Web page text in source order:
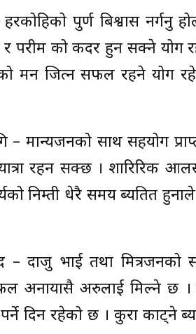
पुर्ण बिश्वास नर्गनु
को कदर हुन सक्ने योग
मन जित्न सफल रहने योग
साथ सहयोग
रहन सक्छ । शारिरिक
निम्ती धेरै समय ब्यतित
भाई तथा मित्रजनको
अनायासै अरुलाई मिल्ने छ ।
दिन रहेको छ । कुरा काट्ने